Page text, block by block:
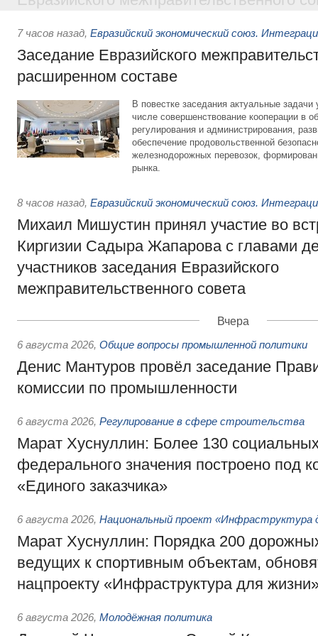
7 часов назад, Евразийский экономический союз.
Заседание Евразийского
расширенном составе
В повестке заседания актуальные задачи
числе совершенствование кооперации в
регулирования и администрирования,
обеспечение продовольственной
железнодорожных перевозок,
рынка.
8 часов назад, Евразийский экономический союз.
Михаил Мишустин принял участие во
Киргизии Садыра Жапарова с главами
участников заседания Евразийского
межправительственного совета
Вчера
6 августа 2026, Общие вопросы промышленной политики
Денис Мантуров провёл заседание
комиссии по промышленности
6 августа 2026, Регулирование в сфере строительства
Марат Хуснуллин: Более 130
федерального значения построено под
«Единого заказчика»
6 августа 2026, Национальный проект «Инфраструктура
Марат Хуснуллин: Порядка 200
ведущих к спортивным объектам,
нацпроекту «Инфраструктура для
6 августа 2026, Молодёжная политика